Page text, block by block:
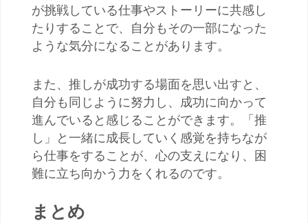
が挑戦している仕事やストーリーに共感し
たりすることで、自分もその一部になった
ような気分になることがあります。
また、推しが成功する場面を思い出すと、
自分も同じように努力し、成功に向かって
進んでいると感じることができます。「推
し」と一緒に成長していく感覚を持ちなが
ら仕事をすることが、心の支えになり、困
難に立ち向かう力をくれるのです。
まとめ